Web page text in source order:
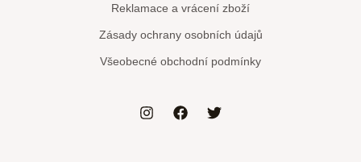
Reklamace a vrácení zboží
Zásady ochrany osobních údajů
Všeobecné obchodní podmínky